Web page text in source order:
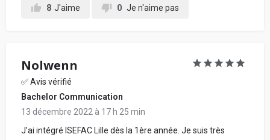
8 J'aime 0 Je n'aime pas
Nolwenn
✅ Avis vérifié
Bachelor Communication
13 décembre 2022 à 17 h 25 min
J’ai intégré ISEFAC Lille dès la 1ère année. Je suis très